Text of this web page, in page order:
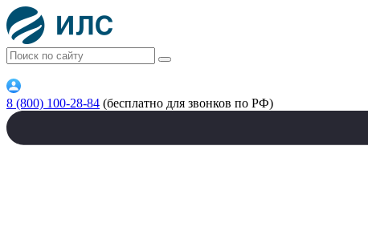
8 (800) 100-28-84 (бесплатно для звонков по РФ)